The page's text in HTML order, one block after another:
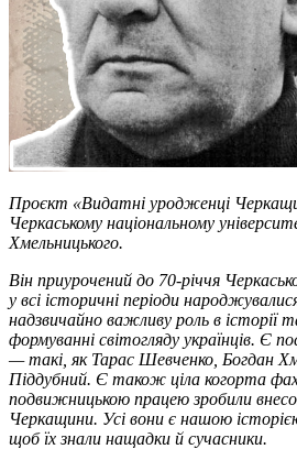
Проєкт «Видатні уродженці
Черкаському національному
Хмельницького.
Він приурочений до 70-річчя
у всі історичні періоди
надзвичайно важливу роль в історії
формуванні світогляду українців. Є
— такі, як Тарас Шевченко, Богдан
Піддубний. Є також ціла когорта
подвижницькою працею зробили
Черкащини. Усі вони є нашою
щоб їх знали нащадки й сучасники.